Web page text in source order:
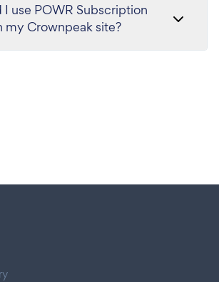
use POWR Subscription
my Crownpeak site?